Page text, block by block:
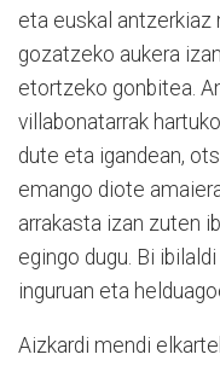
eta euskal antzerkiaz
gozatzeko aukera
etortzeko gonbitea.
villabonatarrak
dute eta igandean,
emango diote
arrakasta izan zuten
egingo dugu. Bi
inguruan eta
Aizkardi mendi